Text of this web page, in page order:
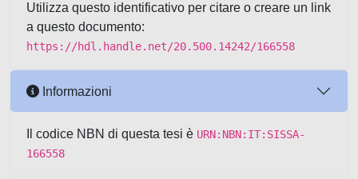
Utilizza questo identificativo per citare o creare un link
a questo documento:
https://hdl.handle.net/20.500.14242/166558
Informazioni
Il codice NBN di questa tesi è URN:NBN:IT:SISSA-
166558